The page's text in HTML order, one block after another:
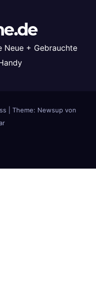
+ Gebrauchte
Theme: Newsup von